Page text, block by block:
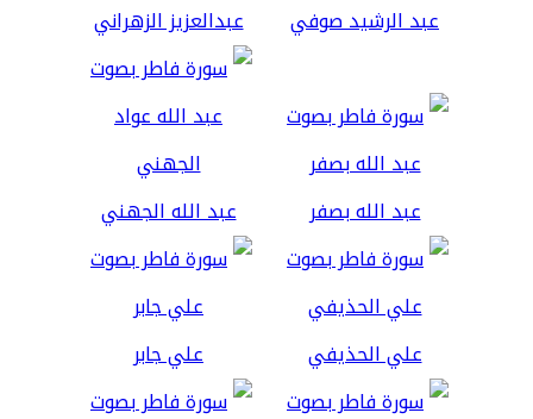
عبد الرشيد صوفي عبدالعزيز الزهراني
عبد الله بصفر عبد الله الجهني
علي الحذيفي علي جابر